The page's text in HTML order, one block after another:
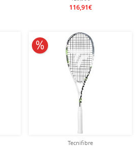
116,91€
Tecnifibre
10% reduziert